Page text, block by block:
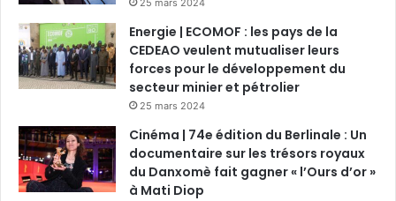
Energie | ECOMOF : les pays de la
CEDEAO veulent mutualiser leurs
forces pour le développement du
secteur minier et pétrolier
25 mars 2024
Cinéma | 74e édition du Berlinale : Un
documentaire sur les trésors royaux
du Danxomè fait gagner « l’Ours d’or »
à Mati Diop